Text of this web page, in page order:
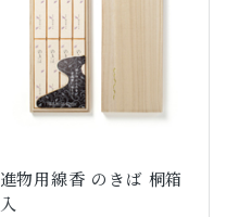
進物用線香 のきば 桐箱
入